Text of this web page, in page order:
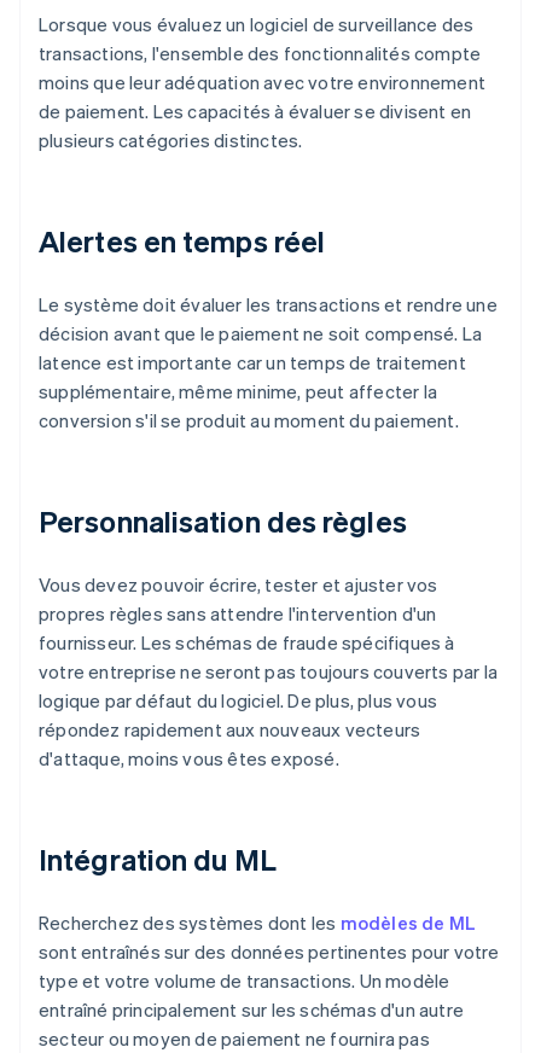
Lorsque vous évaluez un logiciel de surveillance des
transactions, l'ensemble des fonctionnalités compte
moins que leur adéquation avec votre environnement
de paiement. Les capacités à évaluer se divisent en
plusieurs catégories distinctes.
Alertes en temps réel
Le système doit évaluer les transactions et rendre une
décision avant que le paiement ne soit compensé. La
latence est importante car un temps de traitement
supplémentaire, même minime, peut affecter la
conversion s'il se produit au moment du paiement.
Personnalisation des règles
Vous devez pouvoir écrire, tester et ajuster vos
propres règles sans attendre l'intervention d'un
fournisseur. Les schémas de fraude spécifiques à
votre entreprise ne seront pas toujours couverts par la
logique par défaut du logiciel. De plus, plus vous
répondez rapidement aux nouveaux vecteurs
d'attaque, moins vous êtes exposé.
Intégration du ML
Recherchez des systèmes dont les modèles de ML
sont entraînés sur des données pertinentes pour votre
type et votre volume de transactions. Un modèle
entraîné principalement sur les schémas d'un autre
secteur ou moyen de paiement ne fournira pas